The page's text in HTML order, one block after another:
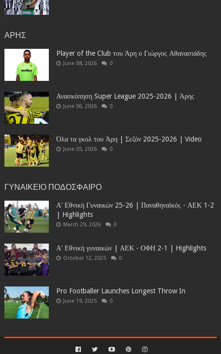
ΑΡΗΣ
Player of the Club του Άρη ο Γιώργος Αθανασιάδης
June 08, 2026 0
Ανασκόπηση Super League 2025-2026 | Άρης
June 06, 2026 0
Όλα τα γκολ του Άρη | Σεζόν 2025-2026 | Video
June 05, 2026 0
ΓΥΝΑΙΚΕΙΟ ΠΟΔΟΣΦΑΙΡΟ
Α' Εθνική Γυναικών 25-26 | Παναθηναϊκός - ΑΕΚ 1-2
| Highlights
March 29, 2026 0
Α' Εθνική γυναικών | ΑΕΚ - ΟΦΗ 2-1 | Highlights
October 12, 2025 0
Pro Footballer Launches Longest Throw In
June 19, 2025 0